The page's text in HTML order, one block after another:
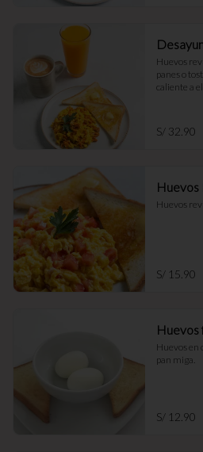
Huevos
panes o
caliente a
S/ 32.90
Huevos
Huevos
S/ 15.90
Huevos
Huevos en
pan miga.
S/ 12.90